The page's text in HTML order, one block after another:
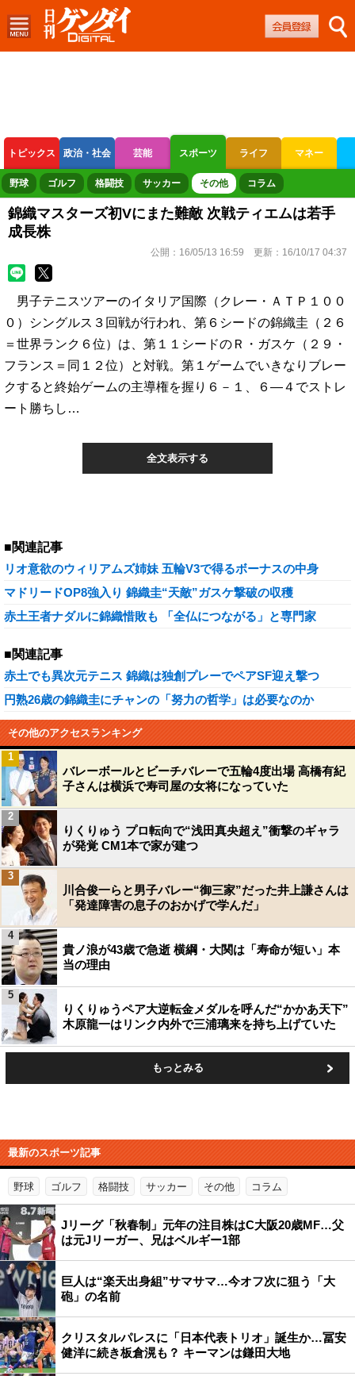
トピックス 政治・社会 芸能 スポーツ ライフ マネー
ボートレース 競輪 オートレース
野球 ゴルフ 格闘技 サッカー その他 コラム
錦織マスターズ初Vにまた難敵 次戦ティエムは若手
成長株
公開： 16/05/13 16:59 更新： 16/10/17 04:37
男子テニスツアーのイタリア国際（クレー・ＡＴＰ１００
０）シングルス３回戦が行われ、第６シードの錦織圭（２６
＝世界ランク６位）は、第１１シードのＲ・ガスケ（２９・
フランス＝同１２位）と対戦。第１ゲームでいきなりブレー
クすると終始ゲームの主導権を握り６－１、６―４でストレ
ート勝ちし…
全文表示する
■関連記事
リオ意欲のウィリアムズ姉妹 五輪V3で得るボーナスの中身
マドリードOP8強入り 錦織圭“天敵”ガスケ撃破の収穫
赤土王者ナダルに錦織惜敗も 「全仏につながる」と専門家
■関連記事
赤土でも異次元テニス 錦織は独創プレーでペアSF迎え撃つ
円熟26歳の錦織圭にチャンの「努力の哲学」は必要なのか
その他のアクセスランキング
バレーボールとビーチバレーで五輪4度出場 高橋有紀
子さんは横浜で寿司屋の女将になっていた
1
りくりゅう プロ転向で“浅田真央超え”衝撃のギャラ
が発覚 CM1本で家が建つ
2
川合俊一らと男子バレー“御三家”だった井上謙さんは
「発達障害の息子のおかげで学んだ」
3
貴ノ浪が43歳で急逝 横綱・大関は「寿命が短い」本
当の理由
4
りくりゅうペア大逆転金メダルを呼んだ“かかあ天下”
木原龍一はリンク内外で三浦璃来を持ち上げていた
5
もっとみる
最新のスポーツ記事
野球 ゴルフ 格闘技 サッカー その他 コラム
Jリーグ「秋春制」元年の注目株はC大阪20歳MF…父
は元Jリーガー、兄はベルギー1部
巨人は“楽天出身組”サマサマ…今オフ次に狙う「大
砲」の名前
クリスタルパレスに「日本代表トリオ」誕生か…冨安
健洋に続き板倉滉も？ キーマンは鎌田大地